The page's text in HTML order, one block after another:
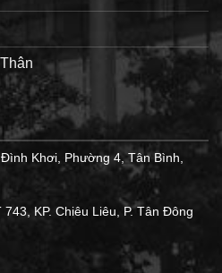
Khơi, Phường 4, Tân Bình,
KP. Chiêu Liêu, P. Tân Đông